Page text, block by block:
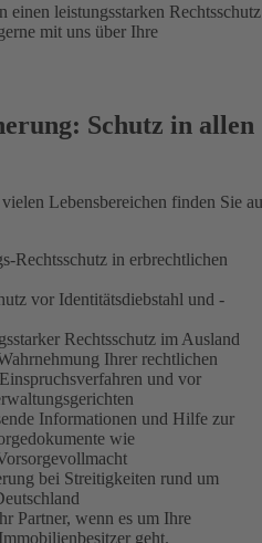
einen leistungsstarken Rechtsschutz
mit uns über Ihre
Schutz in allen
Lebensbereichen finden Sie
Rechtsschutz in erbrechtlichen
vor Identitätsdiebstahl und -
Rechtsschutz im Ausland
Ihrer rechtlichen
und vor
Informationen und Hilfe zur
wie
bei Streitigkeiten rund um
Partner, wenn es um Ihre
geht.